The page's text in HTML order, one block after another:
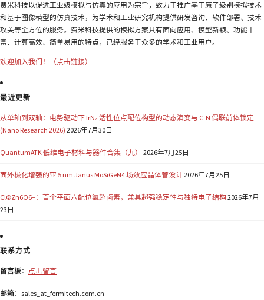
费米科技以促进工业级模拟与仿真的应用为宗旨，致力于推广基于原子级别模拟技术
和基于图像模型的仿真技术，为学术和工业研究机构提供研发咨询、软件部署、技术
攻关等全方位的服务。费米科技提供的模拟方案具有面向应用、模型新颖、功能丰
富、计算高效、简单易用的特点，已经服务于众多的学术和工业用户。
欢迎加入我们！（点击链接）
最近更新
从单轴到双轴：电势驱动下 IrN₄ 活性位点配位构型的动态演变与 C-N 偶联前体锁定
(Nano Research 2026) 2026年7月30日
QuantumATK 低维电子材料与器件合集（九） 2026年7月25日
面外极化增强的亚 5 nm Janus MoSiGeN4 场效应晶体管设计2026年7月25日
Cl©Zn6O6−：首个平面六配位氯超卤素，兼具超强稳定性与独特电子结构2026年7月
23日
联系方式
留言板： 点击留言
邮箱：sales_at_fermitech.com.cn